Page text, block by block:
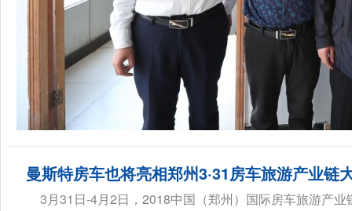
曼斯特房车也将亮相郑州3·31房车旅游产业链
3月31日-4月2日，2018中国（郑州）国际房车旅游产